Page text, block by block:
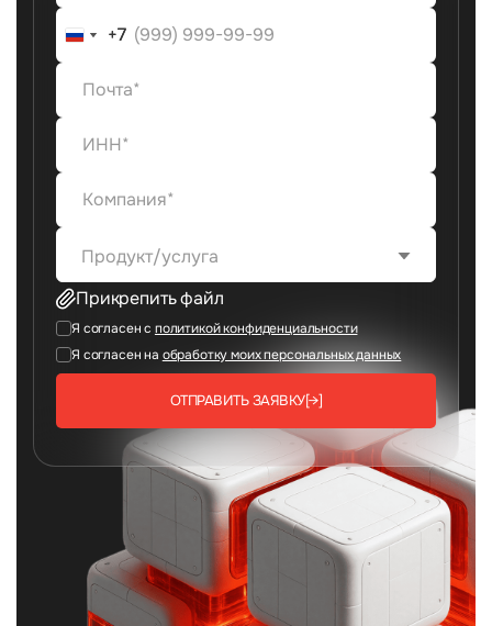
+7
+7
Продукт/услуга
Прикрепить файл
Я согласен с политикой конфиденциальности
Я согласен на обработку моих персональных данных
ОТПРАВИТЬ ЗАЯВКУ[→]